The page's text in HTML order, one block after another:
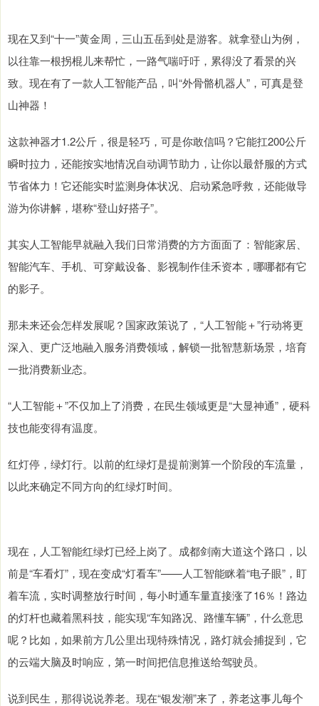
现在又到“十一”黄金周，三山五岳到处是游客。就拿登山为例，
以往靠一根拐棍儿来帮忙，一路气喘吁吁，累得没了看景的兴
致。现在有了一款人工智能产品，叫“外骨骼机器人”，可真是登
山神器！
这款神器才1.2公斤，很是轻巧，可是你敢信吗？它能扛200公斤
瞬时拉力，还能按实地情况自动调节助力，让你以最舒服的方式
节省体力！它还能实时监测身体状况、启动紧急呼救，还能做导
游为你讲解，堪称“登山好搭子”。
其实人工智能早就融入我们日常消费的方方面面了：智能家居、
智能汽车、手机、可穿戴设备、影视制作佳禾资本，哪哪都有它
的影子。
那未来还会怎样发展呢？国家政策说了，“人工智能＋”行动将更
深入、更广泛地融入服务消费领域，解锁一批智慧新场景，培育
一批消费新业态。
“人工智能＋”不仅加上了消费，在民生领域更是“大显神通”，硬科
技也能变得有温度。
红灯停，绿灯行。以前的红绿灯是提前测算一个阶段的车流量，
以此来确定不同方向的红绿灯时间。
现在，人工智能红绿灯已经上岗了。成都剑南大道这个路口，以
前是“车看灯”，现在变成“灯看车”——人工智能眯着“电子眼”，盯
着车流，实时调整放行时间，每小时通车量直接涨了16％！路边
的灯杆也藏着黑科技，能实现“车知路况、路懂车辆”，什么意思
呢？比如，如果前方几公里出现特殊情况，路灯就会捕捉到，它
的云端大脑及时响应，第一时间把信息推送给驾驶员。
说到民生，那得说说养老。现在“银发潮”来了，养老这事儿每个